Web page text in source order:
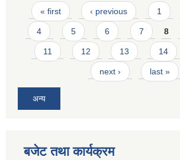
Pages
« first ‹ previous 1
4 5 6 7 8
11 12 13 14
next › last »
अन्य
बजेट तथा कार्यक्रम